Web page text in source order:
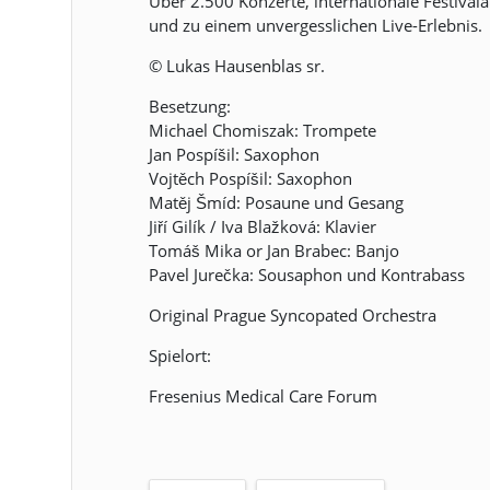
und zu einem unvergesslichen Live-Erlebnis.
© Lukas Hausenblas sr.
Besetzung:
Michael Chomiszak: Trompete
Jan Pospíšil: Saxophon
Vojtěch Pospíšil: Saxophon
Matěj Šmíd: Posaune und Gesang
Jiří Gilík / Iva Blažková: Klavier
Tomáš Mika or Jan Brabec: Banjo
Pavel Jurečka: Sousaphon und Kontrabass
Original Prague Syncopated Orchestra
Spielort:
Fresenius Medical Care Forum